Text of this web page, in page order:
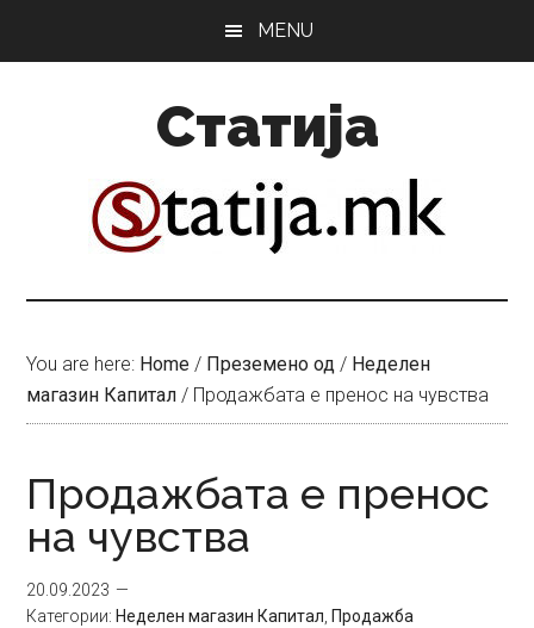
MENU
Статија
You are here: Home / Преземено од / Неделен
магазин Капитал / Продажбата е пренос на чувства
Продажбата е пренос
на чувства
20.09.2023
Категории: Неделен магазин Капитал Продажба